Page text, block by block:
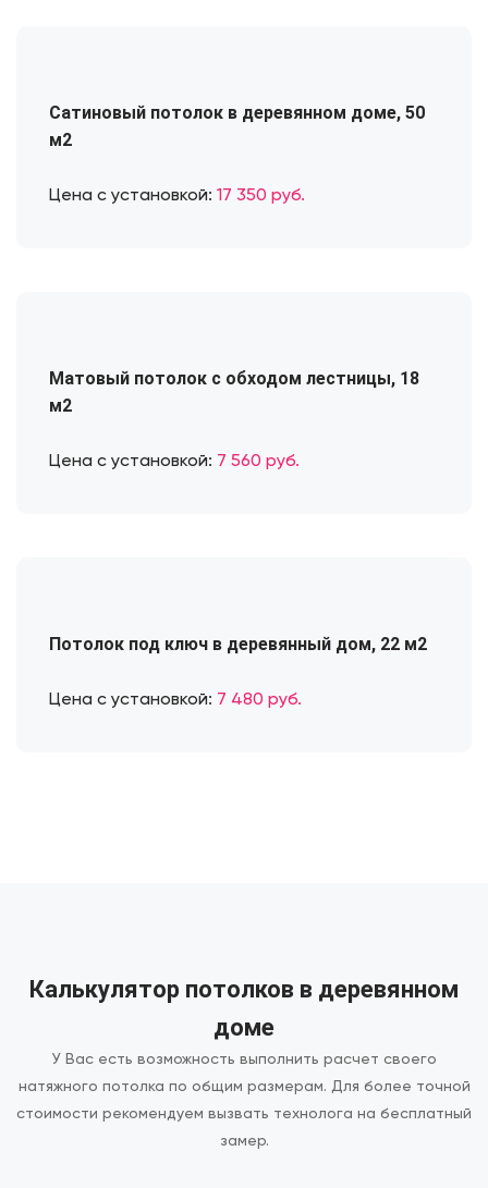
Сатиновый потолок в деревянном доме, 50
м2
Цена с установкой: 17 350 руб.
Матовый потолок с обходом лестницы, 18
м2
Цена с установкой: 7 560 руб.
Потолок под ключ в деревянный дом, 22 м2
Цена с установкой: 7 480 руб.
Калькулятор потолков в деревянном
доме
У Вас есть возможность выполнить расчет своего
натяжного потолка по общим размерам. Для более точной
стоимости рекомендуем вызвать технолога на бесплатный
замер.